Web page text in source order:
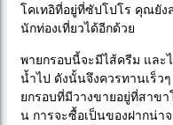
โคเทอิที่อยู่ที่ซัปโปโร คุณยัง
นักท่องเที่ยวได้อีกด้วย
พายกรอบนี้จะมีไส้ครีม และ
น้ำไป ดังนั้นจึงควรทานเร็ว
ยกรอบที่มีวางขายอยู่ที่สาข
น การจะซื้อเป็นของฝากน่า